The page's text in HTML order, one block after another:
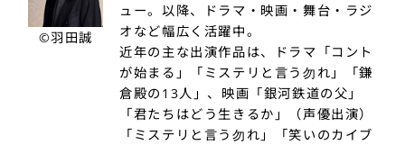
©羽田誠
ュー。以降、ドラマ・映画・舞台・ラジ
オなど幅広く活躍中。
近年の主な出演作品は、ドラマ「コント
が始まる」「ミステリと言う勿れ」「鎌
倉殿の13人」、映画「銀河鉄道の父」
「君たちはどう生きるか」（声優出演）
「ミステリと言う勿れ」「笑いのカイブ